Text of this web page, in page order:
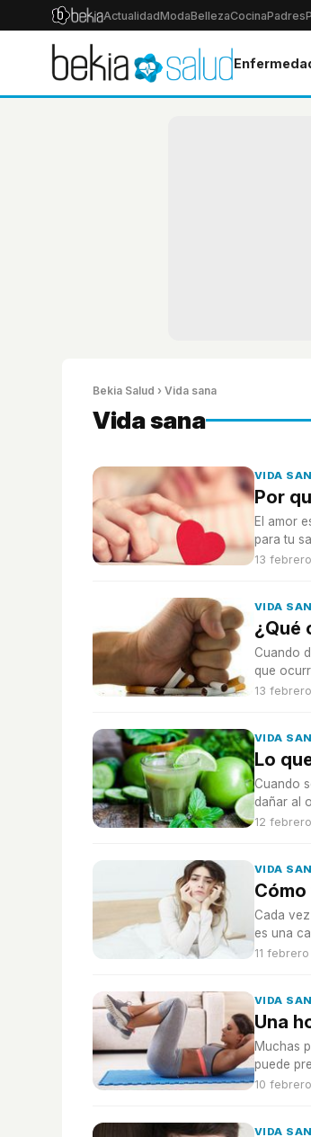
ActualidadModaBellezaCocinaPadres
Bekia Salud › Vida sana
Vida sana
VIDA
Por
El amor
para tu
13
VIDA
¿Qué
Cuando
que
13
VIDA
Lo
Cuando
dañar al
12
VIDA
Cada
es una
11
VIDA
Una
Muchas
puede
10
VIDA